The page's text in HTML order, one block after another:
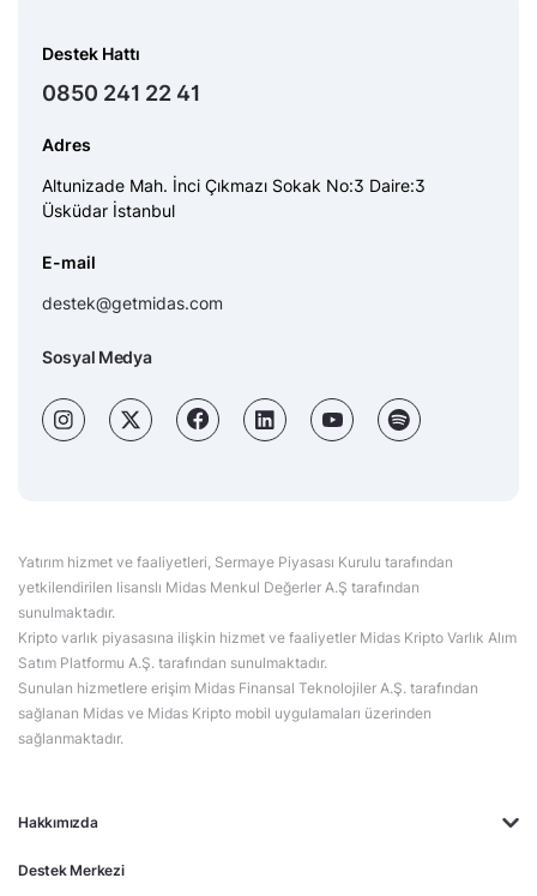
Hakkımızda
Destek Merkezi
Destek Hattı
0850 241 22 41
Adres
Altunizade Mah. İnci Çıkmazı Sokak No:3 Daire:3
Üsküdar İstanbul
E-mail
destek@getmidas.com
Sosyal Medya
Yatırım hizmet ve faaliyetleri, Sermaye Piyasası Kurulu tarafından
yetkilendirilen lisanslı Midas Menkul Değerler A.Ş tarafından
sunulmaktadır.
Kripto varlık piyasasına ilişkin hizmet ve faaliyetler Midas Kripto Varlık Alım
Satım Platformu A.Ş. tarafından sunulmaktadır.
Sunulan hizmetlere erişim Midas Finansal Teknolojiler A.Ş. tarafından
sağlanan Midas ve Midas Kripto mobil uygulamaları üzerinden
sağlanmaktadır.